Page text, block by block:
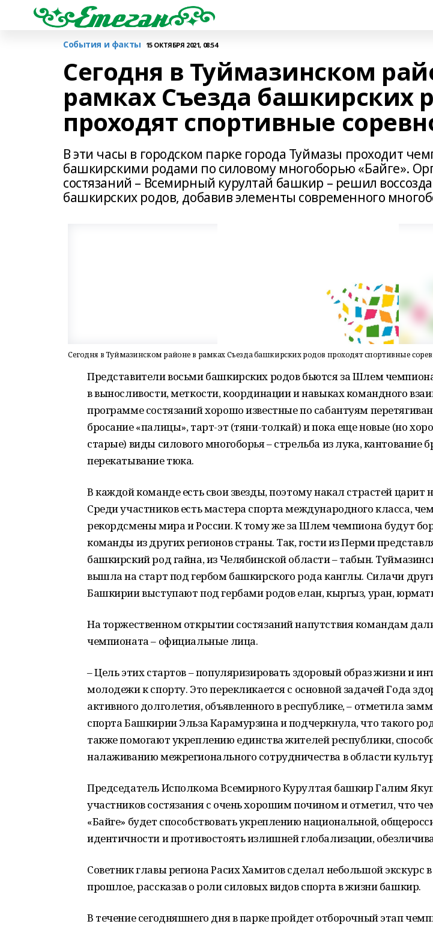
События и факты 15 ОКТЯБРЯ 2021, 08:54
Сегодня в Туймазинском
рамках Съезда башкирских
проходят спортивные
В эти часы в городском парке города Туймазы проходит
башкирскими родами по силовому многоборью «Байге».
состязаний – Всемирный курултай башкир – решил
башкирских родов, добавив элементы современного
Сегодня в Туймазинском районе в рамках Съезда башкирских родов проходят спортивные
Представители восьми башкирских родов бьются за Шлем
в выносливости, меткости, координации и навыках командного
программе состязаний хорошо известные по сабантуям
бросание «палицы», тарт-эт (тяни-толкай) и пока еще новые (но
старые) виды силового многоборья – стрельба из лука, кантование
перекатывание тюка.
В каждой команде есть свои звезды, поэтому накал страстей
Среди участников есть мастера спорта международного класса,
рекордсмены мира и России. К тому же за Шлем чемпиона будут
команды из других регионов страны. Так, гости из Перми
башкирский род гайна, из Челябинской области – табын.
вышла на старт под гербом башкирского рода канглы. Силачи
Башкирии выступают под гербами родов елан, кыргыз, уран,
На торжественном открытии состязаний напутствия командам
чемпионата – официальные лица.
– Цель этих стартов – популяризировать здоровый образ жизни и
молодежи к спорту. Это перекликается с основной задачей Года
активного долголетия, объявленного в республике, – отметила
спорта Башкирии Эльза Карамурзина и подчеркнула, что такого
также помогают укреплению единства жителей республики,
налаживанию межрегионального сотрудничества в области
Председатель Исполкома Всемирного Курултая башкир Галим
участников состязания с очень хорошим почином и отметил, что
«Байге» будет способствовать укреплению национальной,
идентичности и противостоять излишней глобализации,
Советник главы региона Расих Хамитов сделал небольшой экскурс
прошлое, рассказав о роли силовых видов спорта в жизни башкир.
В течение сегодняшнего дня в парке пройдет отборочный этап